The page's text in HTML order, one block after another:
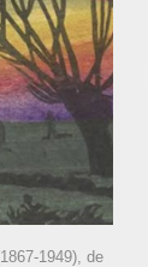
1949), de